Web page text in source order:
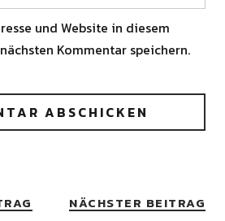
und Website in diesem
Kommentar speichern.
NÄCHSTER BEITRAG